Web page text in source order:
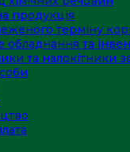
продукція
терміну
та
та налокітники